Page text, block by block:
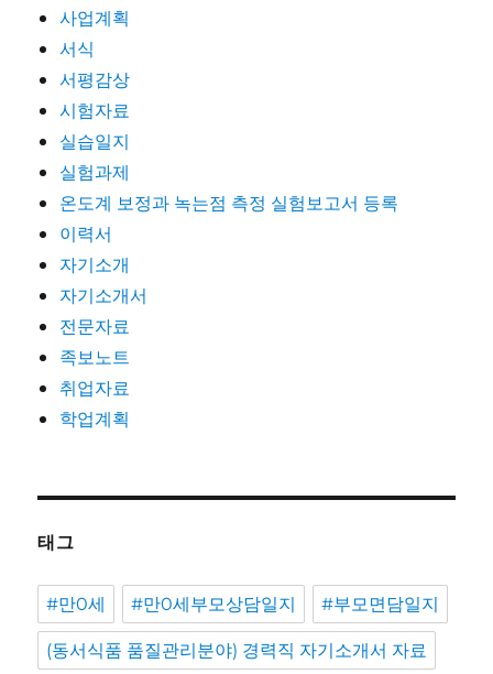
사업계획
서식
서평감상
시험자료
실습일지
실험과제
온도계 보정과 녹는점 측정 실험보고서 등록
이력서
자기소개
자기소개서
전문자료
족보노트
취업자료
학업계획
태그
#만0세 #만0세부모상담일지 #부모면담일지
(동서식품 품질관리분야) 경력직 자기소개서 자료